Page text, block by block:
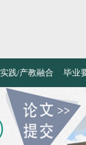
实践/产教融合 毕业